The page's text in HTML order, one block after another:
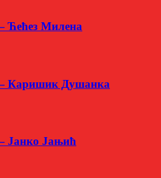
Ћећез Милена
Каришик Душанка
Јанко Јањић